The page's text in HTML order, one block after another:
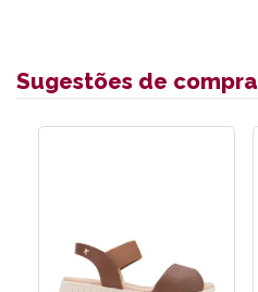
Sugestões de compra